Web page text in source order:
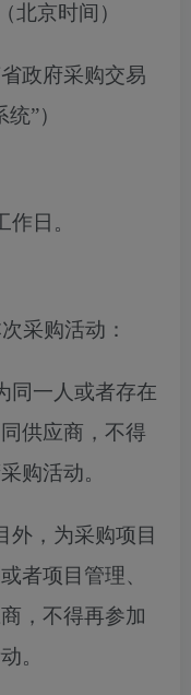
（北京时间）
政府采购交易
”）
日。
采购活动：
同一人或者存在
供应商，不得
购活动。
外，为采购项目
者项目管理、
，不得再参加
。